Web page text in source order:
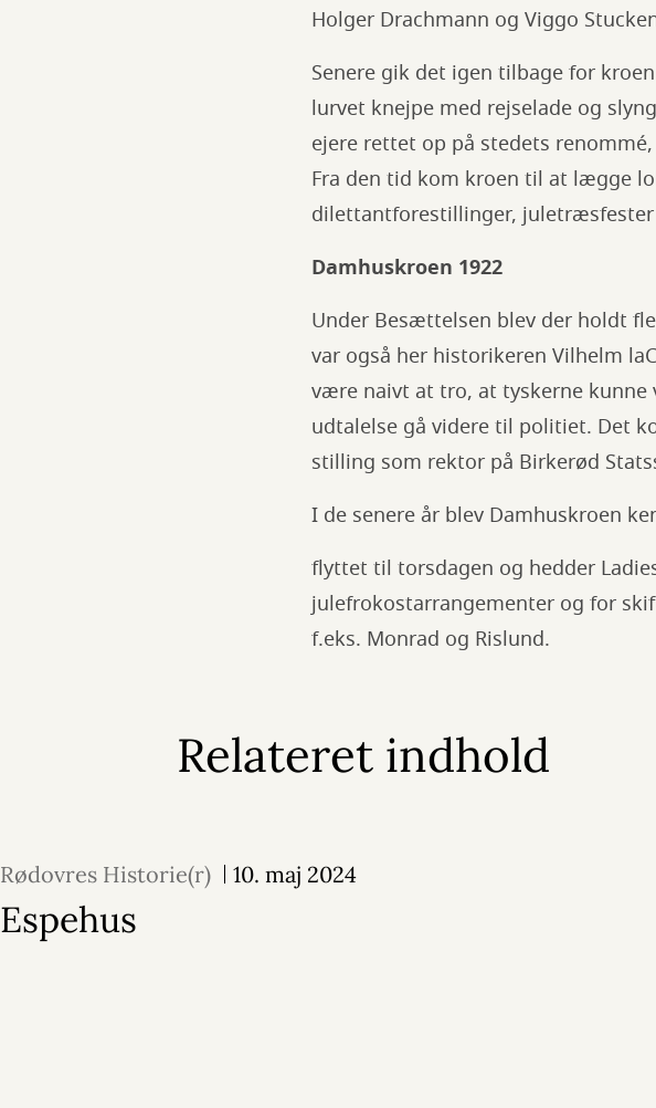
Holger Drachmann og Viggo
Senere gik det igen tilbage for
lurvet knejpe med rejselade og
ejere rettet op på stedets
Fra den tid kom kroen til at lægge
dilettantforestillinger,
Damhuskroen 1922
Under Besættelsen blev der holdt
var også her historikeren Vilhelm
være naivt at tro, at tyskerne
udtalelse gå videre til politiet. Det
stilling som rektor på Birkerød
I de senere år blev Damhuskroen
flyttet til torsdagen og hedder
julefrokostarrangementer og for
f.eks. Monrad og Rislund.
Relateret indhold
Rødovres Historie(r) 10. maj 2024
Espehus